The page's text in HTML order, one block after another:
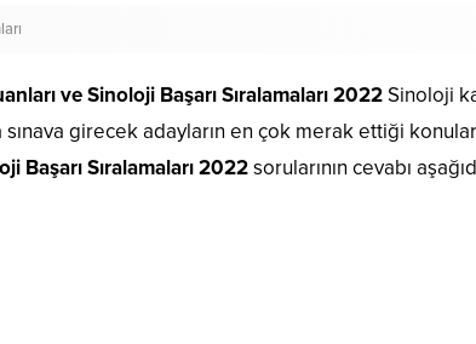
ve Sinoloji Başarı Sıralamaları 2022Sinoloji
sınava girecek adayların en çok merak ettiği
Başarı Sıralamaları 2022sorularının cevabı